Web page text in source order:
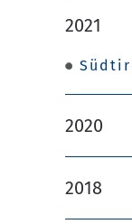
2021
2020
2018